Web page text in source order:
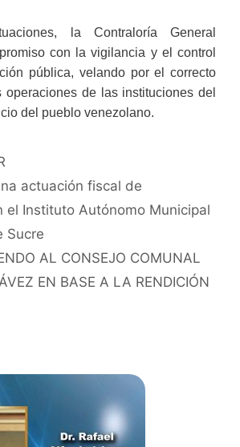
la Contraloría General
con la vigilancia y el control
pública, velando por el correcto
operaciones de las instituciones del
del pueblo venezolano.
actuación fiscal de
el Instituto Autónomo Municipal
Sucre
AL CONSEJO COMUNAL
EN BASE A LA RENDICIÓN